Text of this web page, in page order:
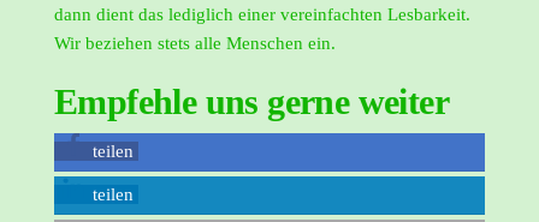
dann dient das lediglich einer vereinfachten Lesbarkeit.
Wir beziehen stets alle Menschen ein.
Empfehle uns gerne weiter
teilen
teilen